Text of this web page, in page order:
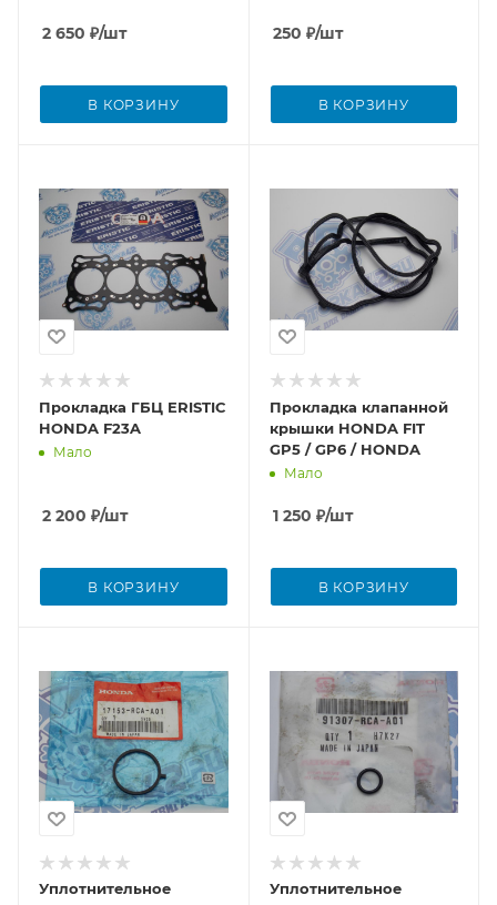
2 650 ₽/шт
В КОРЗИНУ
250 ₽/шт
В КОРЗИНУ
Прокладка ГБЦ ERISTIC
HONDA F23A
Мало
2 200 ₽/шт
В КОРЗИНУ
Прокладка клапанной
крышки HONDA FIT
GP5 / GP6 / HONDA
Мало
1 250 ₽/шт
В КОРЗИНУ
Уплотнительное
Уплотнительное